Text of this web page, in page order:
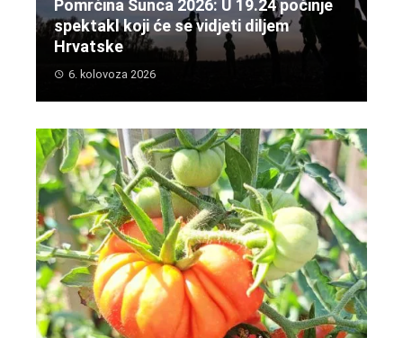
Pomrčina Sunca 2026: U 19.24 počinje
spektakl koji će se vidjeti diljem
Hrvatske
6. kolovoza 2026